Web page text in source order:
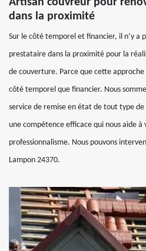
Artisan couvreur pour
dans la proximité
Sur le côté temporel et financier, il n’y a
prestataire dans la proximité pour la
de couverture. Parce que cette
côté temporel que financier. Nous
service de remise en état de tout type
une compétence efficace qui nous aide à
professionnalisme. Nous pouvons
Lampon 24370.